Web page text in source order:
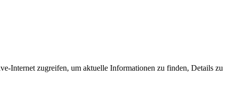
Internet zugreifen, um aktuelle Informationen zu finden, Details zu